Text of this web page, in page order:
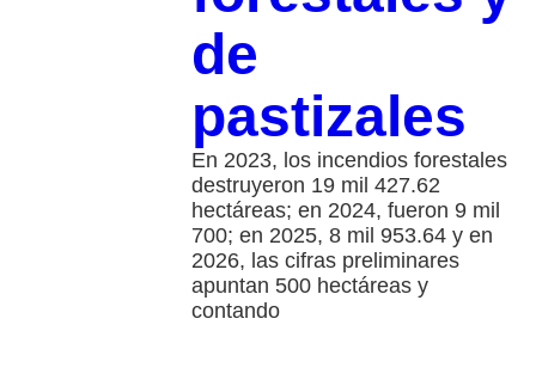
de
pastizales
En 2023, los incendios forestales
destruyeron 19 mil 427.62
hectáreas; en 2024, fueron 9 mil
700; en 2025, 8 mil 953.64 y en
2026, las cifras preliminares
apuntan 500 hectáreas y
contando